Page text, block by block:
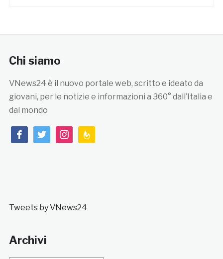
Chi siamo
VNews24 è il nuovo portale web, scritto e ideato da
giovani, per le notizie e informazioni a 360° dall’Italia e
dal mondo
facebooktwitterinstagramfeedburner
Tweets by VNews24
Archivi